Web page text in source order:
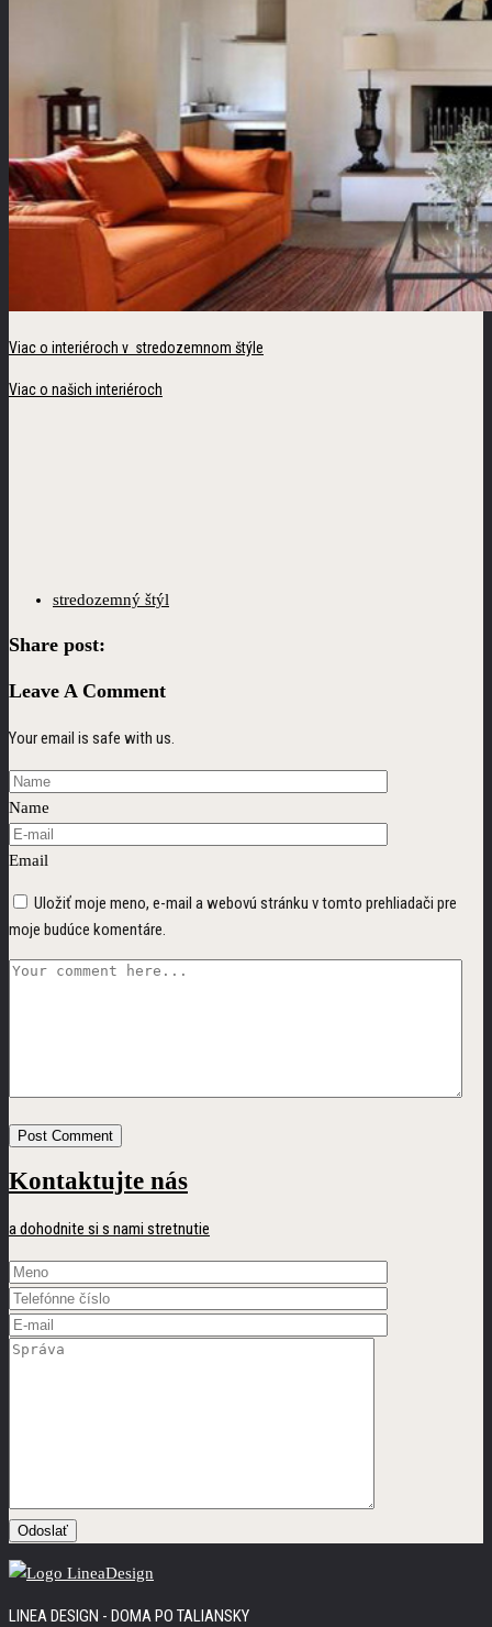
Viac o interiéroch v stredozemnom štýle
Viac o našich interiéroch
stredozemný štýl
Share post:
Leave A Comment
Your email is safe with us.
Name
Email
Uložiť moje meno, e-mail a webovú stránku v tomto prehliadači pre
moje budúce komentáre.
Kontaktujte nás
a dohodnite si s nami stretnutie
LINEA DESIGN - DOMA PO TALIANSKY